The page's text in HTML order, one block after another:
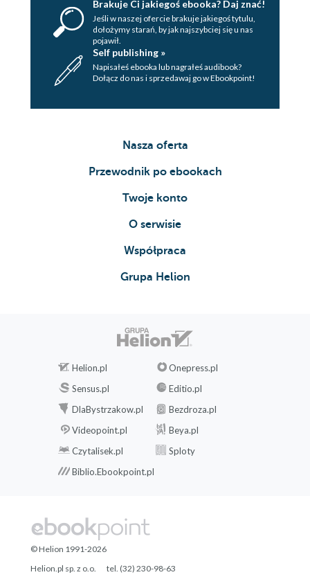
Brakuje Ci jakiegoś ebooka? Daj znać!
Jeśli w naszej ofercie brakuje jakiegoś tytulu,
dołożymy starań, by jak najszybciej się u nas
pojawił.
Self publishing »
Napisałeś ebooka lub nagrałeś audibook?
Dołącz do nas i sprzedawaj go w Ebookpoint!
Nasza oferta
Przewodnik po ebookach
Twoje konto
O serwisie
Współpraca
Grupa Helion
Helion.pl
Onepress.pl
Sensus.pl
Editio.pl
DlaBystrzakow.pl
Bezdroza.pl
Videopoint.pl
Beya.pl
Czytalisek.pl
Sploty
Biblio.Ebookpoint.pl
© Helion 1991-2026
Helion.pl sp. z o.o.
tel. (32) 230-98-63